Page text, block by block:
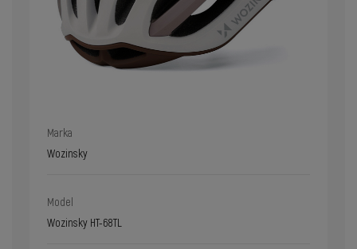
Marka
Wozinsky
Model
Wozinsky HT-68TL